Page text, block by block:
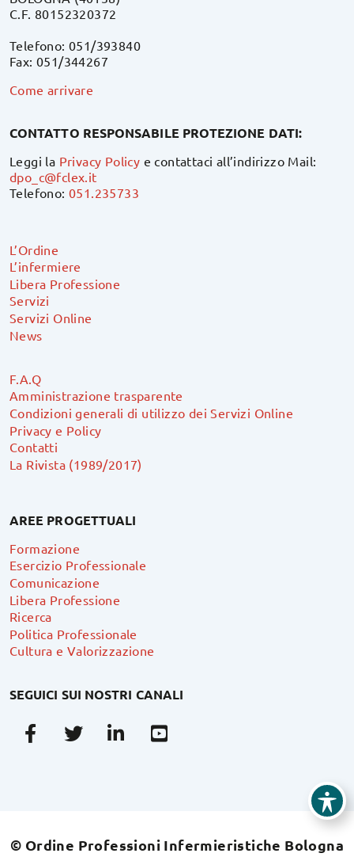
C.F. 80152320372
Telefono: 051/393840
Fax: 051/344267
Come arrivare
CONTATTO RESPONSABILE PROTEZIONE DATI:
Leggi la Privacy Policy e contattaci all’indirizzo Mail:
dpo_c@fclex.it
Telefono:051.235733
L’Ordine
L’infermiere
Libera Professione
Servizi
Servizi Online
News
F.A.Q
Amministrazione trasparente
Condizioni generali di utilizzo dei Servizi Online
Privacy e Policy
Contatti
La Rivista (1989/2017)
AREE PROGETTUALI
Formazione
Esercizio Professionale
Comunicazione
Libera Professione
Ricerca
Politica Professionale
Cultura e Valorizzazione
SEGUICI SUI NOSTRI CANALI
FacebookTwitterLinkedin
© Ordine Professioni Infermieristiche Bologna